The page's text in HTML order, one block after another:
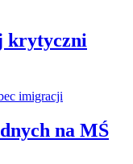
krytyczni
na MŚ